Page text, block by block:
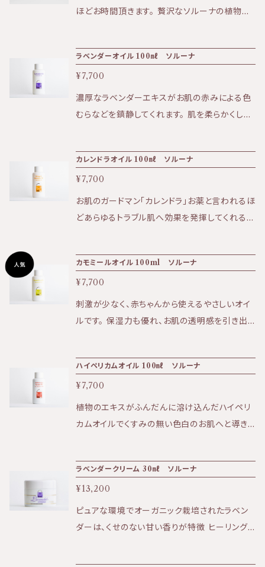
イタリアアルプスにある自社農園にて、 環境
ク(無農薬、有機)栽培されています。 また、ア
ルプスに自生する薬草を、環境的な配慮のもと
で収穫しています。 ・ソルーナは、原料において
も最終製品においても、一切の動物実験を行っ
ておりません。
ールはバラ由来です。 ・ソルーナの原料となる植
環境学的視点に基づき、完全監視のもとでオー
ガニック(無農薬、有機)栽培されています。 ま
た、アルプスに自生する薬草を、環境的な配慮の
もとで収穫しています。 ・ソルーナは、原料にお
いても最終製品においても、一切の動物実験を
トにもお勧めです。 ★防腐剤(パラベン、フェノキ
使いいただけます。 ★手指を健やかに保ち保護
します。
ほどお時間頂きます。 贅沢なソルーナの植物エ
気になる人でも ご利用可能なほど浸透力抜群
です。 お肌の透明感を出したい方へオススメ。メ
イクアップの下地としてもご使用できます。 ★効
果:保湿、透明感、ハリ、弾力など ★香り:カモミ
水、アーモンド油、エタノール、水添レシチン、ア
ルギン酸Ｎａ、シナノキエキス、アルテアエキス、
エキス、カミツレ油、シトロネラ油、ハゴロモグサ
キス、セイヨウオトギリソウエキス、ローズマリー
エキス、ガリカバラ花油、オドリコソウエキス、サ
料のみを使用した植物性化粧品です。 ・ソルーナ
は、石油系の合成物質、合成保存料、合成着色
ソルーナで使用しているエタノールはブドウ由来
です。 ・ソルーナで使用しているフェネチルアル
コールはバラ由来です。 ・ソルーナの原料となる
植物は、イタリアアルプスにある自社農園にて、
環境学的視点に基づき、完全監視のもとでオ
また、アルプスに自生する薬草を、環境的な配慮
のもとで収穫しています。 ・ソルーナは、原料に
おいても最終製品においても、一切の動物実験
を行っておりません。
ラベンダーオイル 100㎖ ソルーナ
¥7,700
濃厚なラベンダーエキスがお肌の赤みによる色
むらなどを鎮静してくれます。 肌を柔らかくし抵
のマッサージで一段と上質なスキンケアタイム
をお過ごし下さいませ。 ★効果:乾燥肌、赤くなり
やすい肌、日焼け後のお肌 ★香り:ラベンダーの
爽やかな香り ★テクスチャー:軽く吸収性があり
カレンドラオイル 100㎖ ソルーナ
¥7,700
お肌のガードマン「カレンドラ」お薬と言われるほ
どあらゆるトラブル肌へ効果を発揮してくれる。
み、アトピー肌など ★香り:シダーウッド、ベルガ
モット、グレープフルーツのほのかに甘く爽やか
な香り ★テクスチャー:軽く、さらっとした使い心
地 〈全成分〉 アーモンド油、トウキンセンカ花エ
カモミールオイル 100ml ソルーナ
¥7,700
刺激が少なく、赤ちゃんから使えるやさしいオイ
ルです。 保湿力も優れ、お肌の透明感を引き出し
肌、透明感など ★香り:カモミールの優しい香り
★テクスチャー:軽く吸収性がありさらっとした
使い心地
ハイペリカムオイル 100㎖ ソルーナ
¥7,700
植物のエキスがふんだんに溶け込んだハイペリ
カムオイルでくすみの無い色白のお肌へと導き
ウオトギリソウの自然な香り ★テクスチャー:軽
さと吸収力があり、さらりとした使用感 ※ハイペ
リカムオイルを塗っての日光浴をすることは避け
て下さい。 〈全成分〉 オリーブ油、セイヨウオトギ
ラベンダークリーム 30㎖ ソルーナ
¥13,200
ピュアな環境でオーガニック栽培されたラベン
ダーは、くせのない甘い香りが特徴 ヒーリング